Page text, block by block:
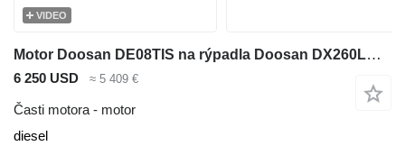
VIDEO
Motor Doosan DE08TIS na rýpadla Doosan DX260LCA DX300LCA
6 250 USD ≈ 5 409 €
Časti motora - motor
diesel